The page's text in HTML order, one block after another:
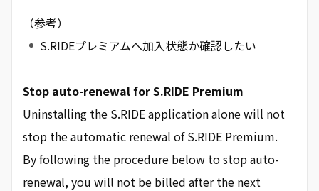
（参考）
S.RIDEプレミアムへ加入状態か確認したい
Stop auto-renewal for S.RIDE Premium
Uninstalling the S.RIDE application alone will not
stop the automatic renewal of S.RIDE Premium.
By following the procedure below to stop auto-
renewal, you will not be billed after the next